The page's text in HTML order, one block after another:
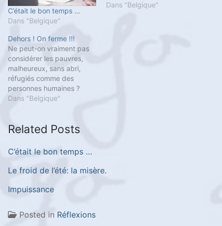
C’était le bon temps …
Dans "Belgique"
Dans "Belgique"
Dehors ! On ferme !!!
Ne peut-on vraiment pas
considérer les pauvres,
malheureux, sans abri,
réfugiés comme des
personnes humaines ?
Dans "Belgique"
Related Posts
C’était le bon temps …
Le froid de l’été: la misère.
Impuissance
Posted in Réflexions